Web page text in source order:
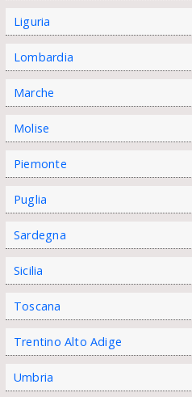
Liguria
Lombardia
Marche
Molise
Piemonte
Puglia
Sardegna
Sicilia
Toscana
Trentino Alto Adige
Umbria